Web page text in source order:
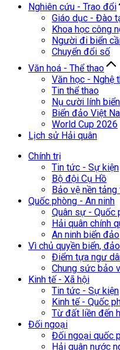
Nghiên cứu - Trao đổi
Giáo dục - Đào
Khoa học công
Người đi biển
Chuyển đổi số
Văn hoá - Thể thao
Văn học - Nghệ
Tin thể thao
Nụ cười lính biển
Biển đảo Việt
World Cup 2026
Lịch sử Hải quân
Chính trị
Tin tức - Sự kiện
Bộ đội Cụ Hồ
Bảo vệ nền
Quốc phòng - An ninh
Quân sự - Quốc
Hải quân chính
An ninh biển đảo
Vì chủ quyền biển, đảo
Điểm tựa ngư
Chung sức bảo
Kinh tế - Xã hội
Tin tức - Sự kiện
Kinh tế - Quốc
Từ đất liền đến
Đối ngoại
Đối ngoại quốc
Hải quân nước